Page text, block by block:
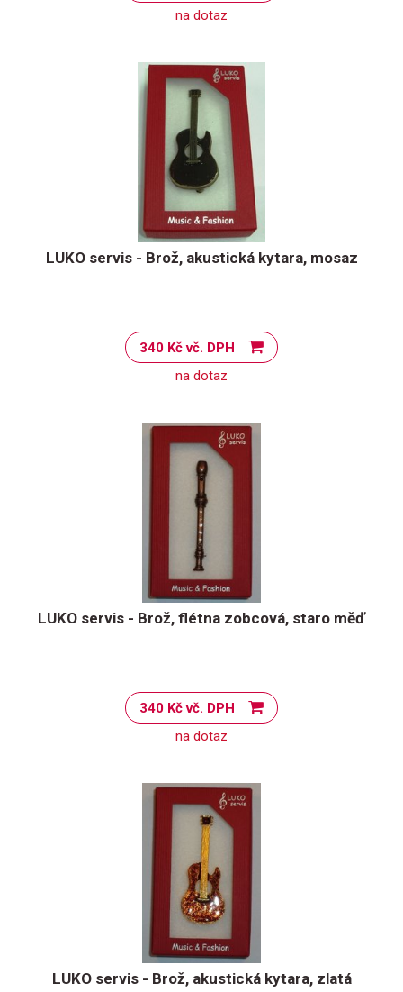
na dotaz
LUKO servis - Brož, akustická kytara, mosaz
340 Kč vč. DPH
na dotaz
LUKO servis - Brož, flétna zobcová, staro měď
340 Kč vč. DPH
na dotaz
LUKO servis - Brož, akustická kytara, zlatá